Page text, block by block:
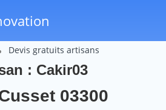
Devis gratuits artisans
: Cakir03
03300